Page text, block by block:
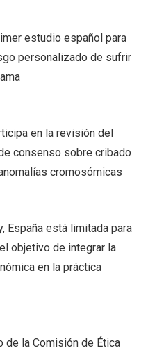
estudio español para
personalizado de sufrir
en la revisión del
consenso sobre cribado
cromosómicas
España está limitada para
objetivo de integrar la
en la práctica
de la Comisión de Ética